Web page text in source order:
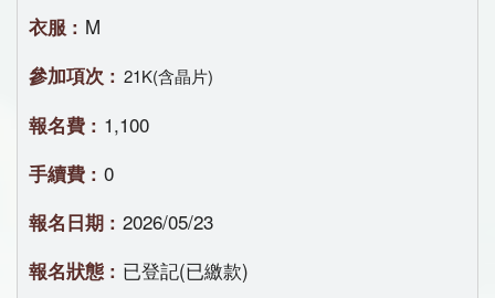
M
21K(含晶片)
1,100
0
2026/05/23
已登記(已繳款)